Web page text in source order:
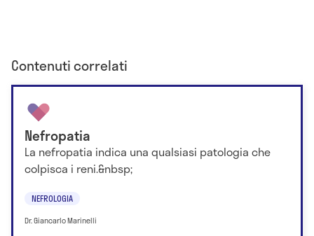
Contenuti correlati
Nefropatia
La nefropatia indica una qualsiasi patologia che
colpisca i reni.&nbsp;
NEFROLOGIA
Dr. Giancarlo Marinelli